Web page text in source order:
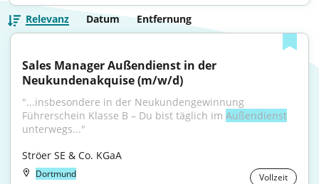
Relevanz Datum Entfernung
Sales Manager Außendienst in der
Neukundenakquise (m/w/d)
"...insbesondere in der Neukundengewinnung
Führerschein Klasse B – Du bist täglich im Außendienst
unterwegs..."
Ströer SE & Co. KGaA
Dortmund Vollzeit